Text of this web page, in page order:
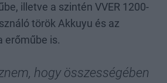
illetve a szintén VVER 1200-
török Akkuyu és az
erőműbe is.
hogy összességében